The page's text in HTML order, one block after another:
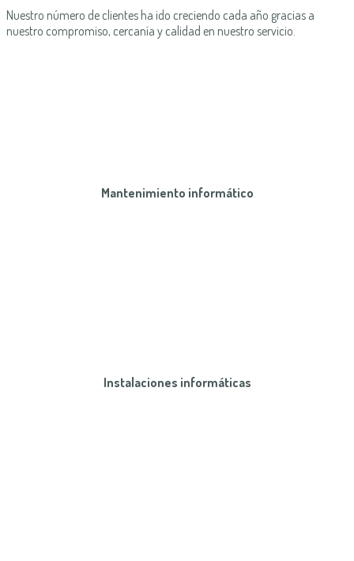
Nuestro número de clientes ha ido creciendo cada año gracias a
nuestro compromiso, cercanía y calidad en nuestro servicio.
Mantenimiento informático
Instalaciones informáticas